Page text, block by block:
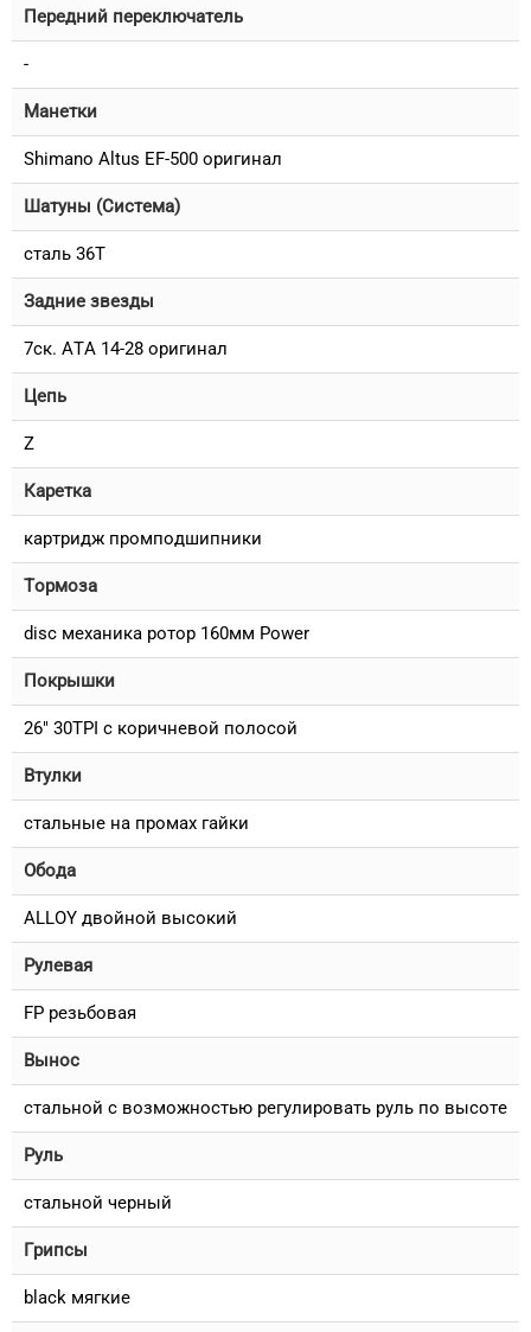
Передний переключатель
-
Манетки
Shimano Altus EF-500 оригинал
Шатуны (Система)
сталь 36T
Задние звезды
7ск. ATA 14-28 оригинал
Цепь
Z
Каретка
картридж промподшипники
Тормоза
disc механика ротор 160мм Power
Покрышки
26" 30TPI с коричневой полосой
Втулки
стальные на промах гайки
Обода
ALLOY двойной высокий
Рулевая
FP резьбовая
Вынос
стальной с возможностью регулировать руль по высоте
Руль
стальной черный
Грипсы
black мягкие